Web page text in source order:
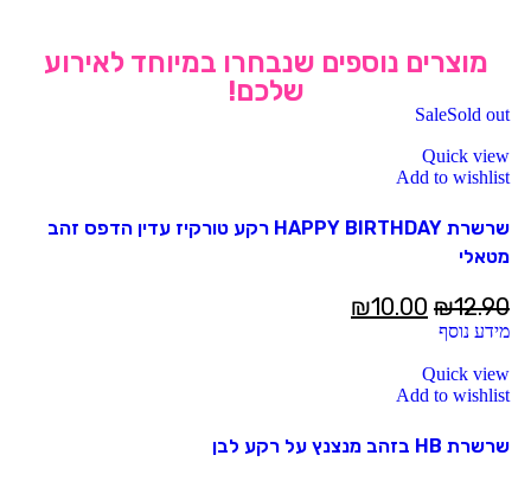
מוצרים נוספים שנבחרו במיוחד לאירוע
שלכם!
SaleSold out
Quick view
Add to wishlist
שרשרת HAPPY BIRTHDAY רקע טורקיז עדין הדפס זהב
מטאלי
₪12.90
₪10.00
מידע נוסף
Quick view
Add to wishlist
שרשרת HB בזהב מנצנץ על רקע לבן